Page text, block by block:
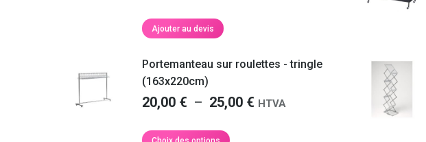
initial
10,00 €.9,00 €.
Ajouter au devis
Portemanteau sur roulettes - tringle
(163x220cm)
20,00 € – 25,00 € Plage
HTVA
Ce